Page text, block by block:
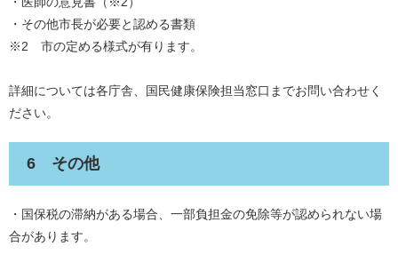
・その他市長が必要と認める書類
※2 市の定める様式が有ります。
詳細については各庁舎、国民健康保険担当窓口までお問い合わせく
ださい。
6 その他
・国保税の滞納がある場合、一部負担金の免除等が認められない場
合があります。